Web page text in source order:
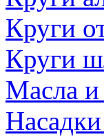
Круги
Круги
Масла и